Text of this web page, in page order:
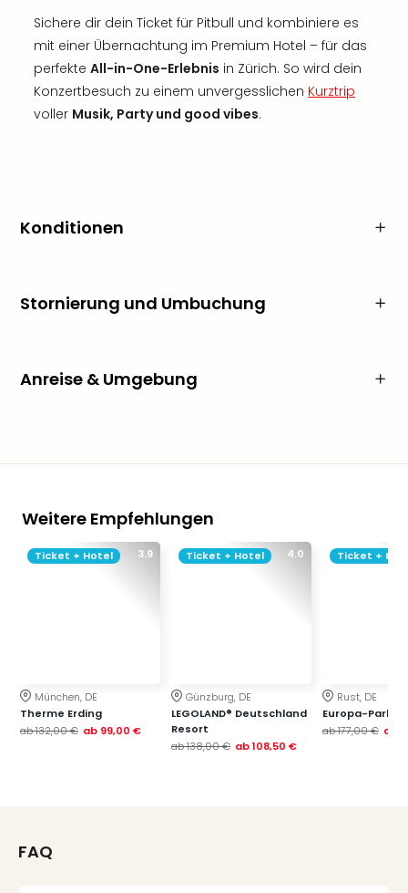
Sichere dir dein Ticket für Pitbull und kombiniere es
mit einer Übernachtung im Premium Hotel – für das
perfekte All-in-One-Erlebnis in Zürich. So wird dein
Konzertbesuch zu einem unvergesslichen Kurztrip
voller Musik, Party und good vibes.
Konditionen
Stornierung und Umbuchung
Anreise & Umgebung
Weitere Empfehlungen
3.9
Ticket + Hotel
München, DE
Therme Erding
ab132,00 € ab 99,00 €
4.0
Ticket + Hotel
Günzburg, DE
LEGOLAND® Deutschland
Resort
ab138,00 € ab108,50 €
Ticket +
Rust, DE
Europa-Park
ab177,00 € ab
FAQ